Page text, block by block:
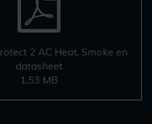
2 AC Heat, Smoke en
datasheet
1,53 MB